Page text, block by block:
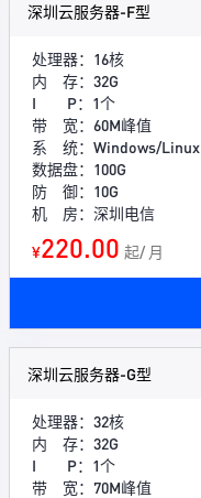
深圳云服务器-F型
处理器：16核
内 存：32G
I P：1个
带 宽：60M峰值
系 统：Windows/Linux
数据盘：100G
防 御：10G
机 房：深圳电信
¥220.00 起/ 月
深圳云服务器-G型
处理器：32核
内 存：32G
I P：1个
带 宽：70M峰值